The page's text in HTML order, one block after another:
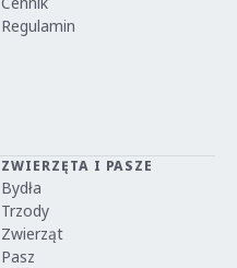
Regulamin
ZWIERZĘTA I PASZE
Bydła
Trzody
Zwierząt
Pasz